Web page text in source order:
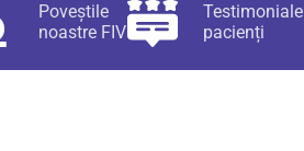
Poveștile
noastre FIV
Testimoniale
pacienți